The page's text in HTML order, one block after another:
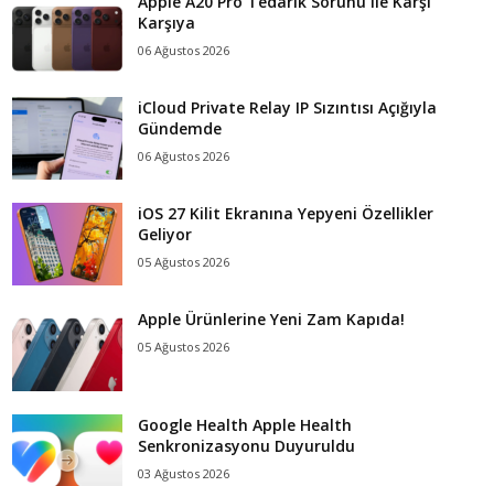
Karşıya
06 Ağustos 2026
iCloud Private Relay IP Sızıntısı Açığıyla
Gündemde
06 Ağustos 2026
iOS 27 Kilit Ekranına Yepyeni Özellikler
Geliyor
05 Ağustos 2026
Apple Ürünlerine Yeni Zam Kapıda!
05 Ağustos 2026
Google Health Apple Health
Senkronizasyonu Duyuruldu
03 Ağustos 2026